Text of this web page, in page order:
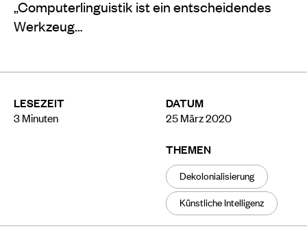
LESEZEIT
3Minuten
DATUM
25 März 2020
THEMEN
Dekolonialisierung
Künstliche Intelligenz
„Computerlinguistik ist ein entscheidendes
Werkzeug…